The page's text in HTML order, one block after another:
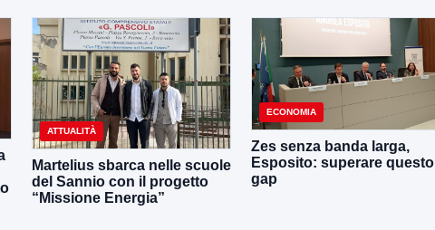
ATTUALITÀ
Martelius sbarca nelle scuole
del Sannio con il progetto
“Missione Energia”
ECONOMIA
Zes senza banda larga,
Esposito: superare questo
gap